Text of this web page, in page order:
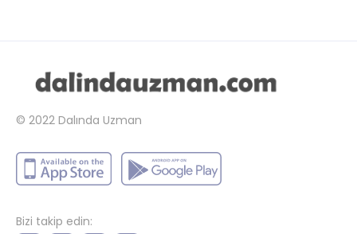
© 2022 Dalında Uzman
Bizi takip edin: